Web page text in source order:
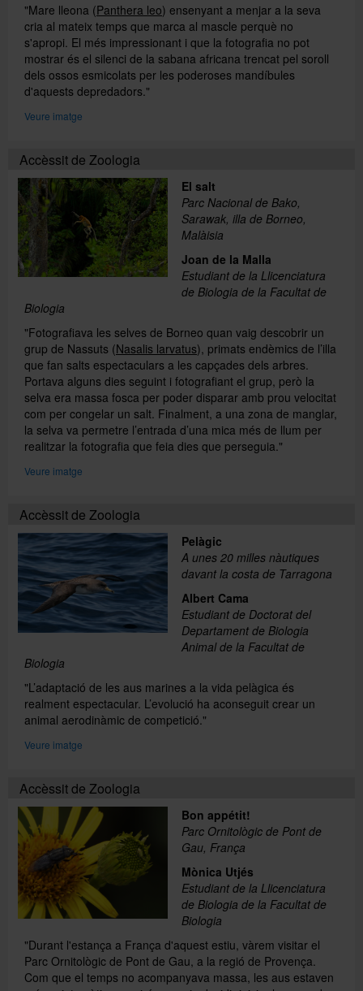
"Mare lleona (Panthera leo) ensenyant a menjar a la seva
cria al mateix temps que marca al mascle perquè no
s'apropi. El més impressionant i que la fotografia no pot
mostrar és el silenci de la sabana africana trencat pel soroll
dels ossos esmicolats per les poderoses mandíbules
d'aquests depredadors."
Veure imatge
Accèssit de Zoologia
El salt
Parc Nacional de Bako,
Sarawak, illa de Borneo,
Malàisia
Joan de la Malla
Estudiant de la Llicenciatura
de Biologia de la Facultat de
Biologia
"Fotografiava les selves de Borneo quan vaig descobrir un
grup de Nassuts (Nasalis larvatus), primats endèmics de l’illa
que fan salts espectaculars a les capçades dels arbres.
Portava alguns dies seguint i fotografiant el grup, però la
selva era massa fosca per poder disparar amb prou velocitat
com per congelar un salt. Finalment, a una zona de manglar,
la selva va permetre l’entrada d’una mica més de llum per
realitzar la fotografia que feia dies que perseguia."
Veure imatge
Accèssit de Zoologia
Pelàgic
A unes 20 milles nàutiques
davant la costa de Tarragona
Albert Cama
Estudiant de Doctorat del
Departament de Biologia
Animal de la Facultat de
Biologia
"L’adaptació de les aus marines a la vida pelàgica és
realment espectacular. L’evolució ha aconseguit crear un
animal aerodinàmic de competició."
Veure imatge
Accèssit de Zoologia
Bon appétit!
Parc Ornitològic de Pont de
Gau, França
Mònica Utjés
Estudiant de la Llicenciatura
de Biologia de la Facultat de
Biologia
"Durant l'estança a França d'aquest estiu, vàrem visitar el
Parc Ornitològic de Pont de Gau, a la regió de Provença.
Com que el temps no acompanyava massa, les aus estaven